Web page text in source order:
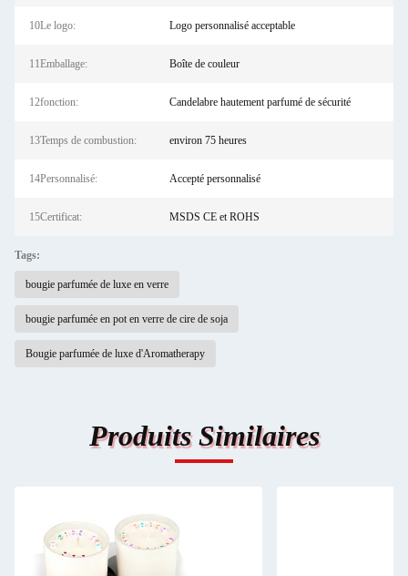
10Le logo: Logo personnalisé acceptable
11Emballage: Boîte de couleur
12fonction: Candelabre hautement parfumé de sécurité
13Temps de combustion: environ 75 heures
14Personnalisé: Accepté personnalisé
15Certificat: MSDS CE et ROHS
Tags:
bougie parfumée de luxe en verre
bougie parfumée en pot en verre de cire de soja
Bougie parfumée de luxe d'Aromatherapy
Produits Similaires